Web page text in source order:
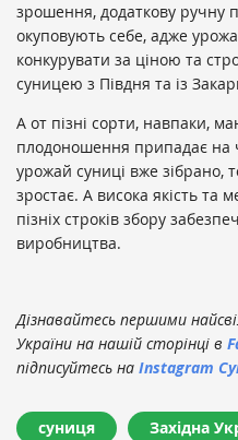
зрошення, додаткову ручну
окуповують себе, адже
конкурувати за ціною та
суницею з Півдня та із
А от пізні сорти, навпаки,
плодоношення припадає на
урожай суниці вже зібрано,
зростає. А висока якість та
пізніх строків збору
виробництва.
Дізнавайтесь першими
України на нашій сторінці в
підписуйтесь на Instagram
суниця Західна